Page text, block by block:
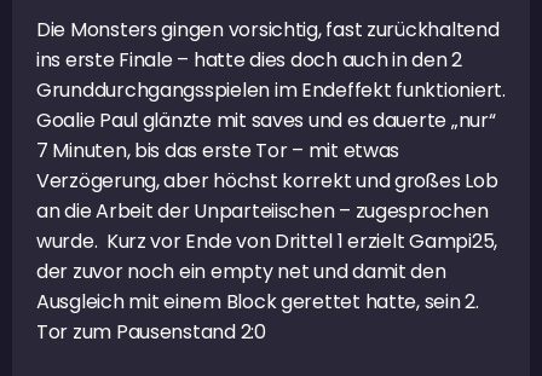
Die Monsters gingen vorsichtig, fast zurückhaltend
ins erste Finale – hatte dies doch auch in den 2
Grunddurchgangsspielen im Endeffekt funktioniert.
Goalie Paul glänzte mit saves und es dauerte „nur“
7 Minuten, bis das erste Tor – mit etwas
Verzögerung, aber höchst korrekt und großes Lob
an die Arbeit der Unparteiischen – zugesprochen
wurde. Kurz vor Ende von Drittel 1 erzielt Gampi25,
der zuvor noch ein empty net und damit den
Ausgleich mit einem Block gerettet hatte, sein 2.
Tor zum Pausenstand 2:0